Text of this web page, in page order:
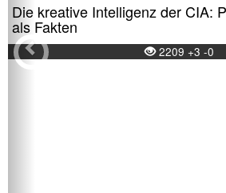
Die kreative Intelligenz der CIA:
als Fakten
2209 +3 -0